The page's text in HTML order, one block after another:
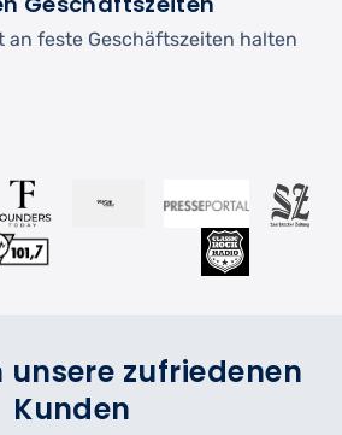
an feste Geschäftszeiten halten
unsere zufriedenen
Kunden